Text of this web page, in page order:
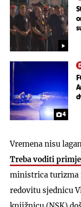
4
Vremena nisu
Treba voditi
ministrica turizma
redovitu sjednicu